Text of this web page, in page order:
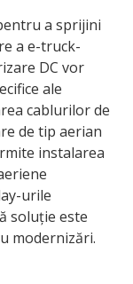
a sprijini
a e-truck-
DC vor
ale
cablurilor de
de tip aerian
instalarea
urile
soluție este
modernizări.